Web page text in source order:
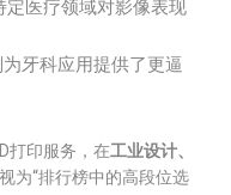
定医疗领域对影像表现
为牙科应用提供了更逼
打印服务，在工业设计、
为“排行榜中的高段位选